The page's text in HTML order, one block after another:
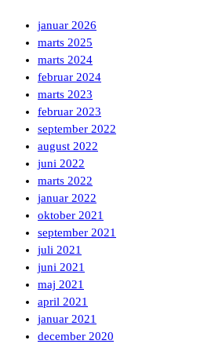
januar 2026
marts 2025
marts 2024
februar 2024
marts 2023
februar 2023
september 2022
august 2022
juni 2022
marts 2022
januar 2022
oktober 2021
september 2021
juli 2021
juni 2021
maj 2021
april 2021
januar 2021
december 2020